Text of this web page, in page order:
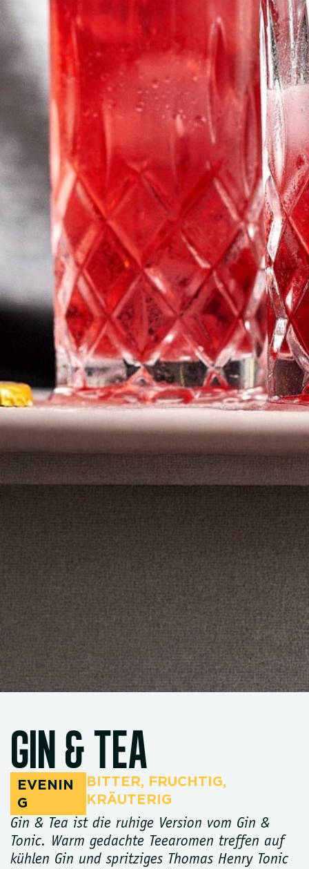
GIN & TEA
EVENIN
G
BITTER, FRUCHTIG,
KRÄUTERIG
Gin & Tea ist die ruhige Version vom Gin &
Tonic. Warm gedachte Teearomen treffen auf
kühlen Gin und spritziges Thomas Henry Tonic